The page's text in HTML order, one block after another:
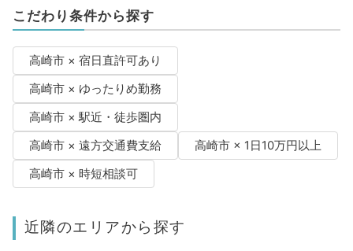
こだわり条件から探す
高崎市 × 宿日直許可あり
高崎市 × ゆったりめ勤務
高崎市 × 駅近・徒歩圏内
高崎市 × 遠方交通費支給
高崎市 × 1日10万円以上
高崎市 × 時短相談可
近隣のエリアから探す